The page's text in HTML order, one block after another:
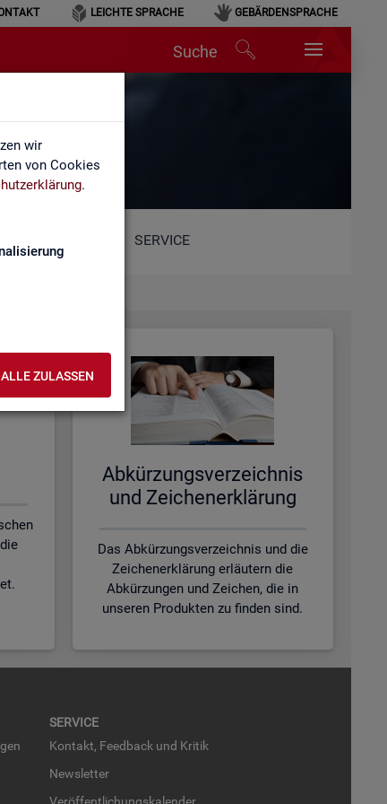
wir
von Cookies
.
ALLE ZULASSEN
LEICHTE SPRACHE GEBÄRDENSPRACHE
Suche
SERVICE
Ab­kür­zungs­ver­zeich­nis
und Zei­chen­er­klä­rung
Das Abkürzungsverzeichnis und die
Zeichenerklärung erläutern die
Abkürzungen und Zeichen, die in
unseren Produkten zu finden sind.
SER­VICE
Kon­takt, Feed­back und Kri­tik
News­let­ter